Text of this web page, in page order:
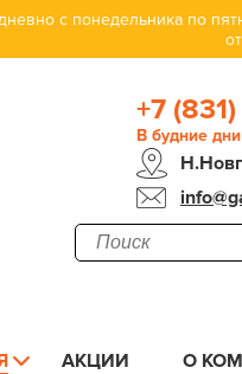
с понедельника по
+7
В будние
АКЦИИ О